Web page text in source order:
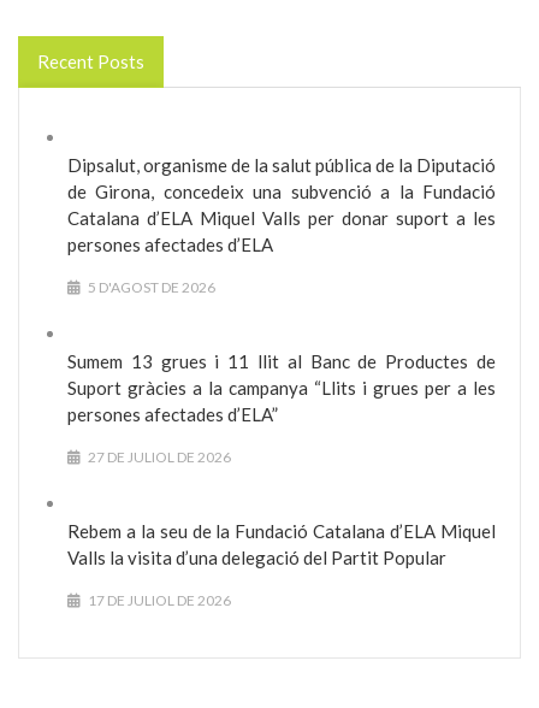
Recent Posts
Dipsalut, organisme de la salut pública de la Diputació
de Girona, concedeix una subvenció a la Fundació
Catalana d’ELA Miquel Valls per donar suport a les
persones afectades d’ELA
5 D'AGOST DE 2026
Sumem 13 grues i 11 llit al Banc de Productes de
Suport gràcies a la campanya “Llits i grues per a les
persones afectades d’ELA”
27 DE JULIOL DE 2026
Rebem a la seu de la Fundació Catalana d’ELA Miquel
Valls la visita d’una delegació del Partit Popular
17 DE JULIOL DE 2026